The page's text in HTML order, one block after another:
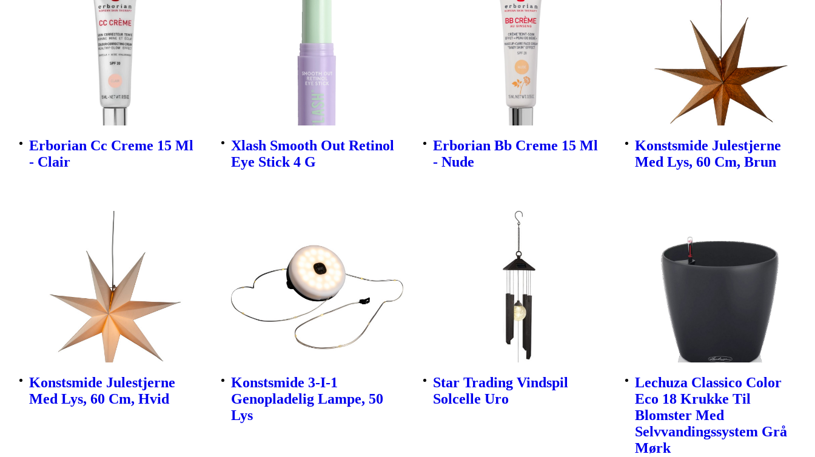
Erborian Cc Creme 15 Ml
- Clair
Xlash Smooth Out Retinol
Eye Stick 4 G
Erborian Bb Creme 15 Ml
- Nude
Konstsmide Julestjerne
Med Lys, 60 Cm, Brun
Konstsmide Julestjerne
Med Lys, 60 Cm, Hvid
Konstsmide 3-I-1
Genopladelig Lampe, 50
Lys
Star Trading Vindspil
Solcelle Uro
Lechuza Classico Color
Eco 18 Krukke Til
Blomster Med
Selvvandingssystem Grå
Mørk